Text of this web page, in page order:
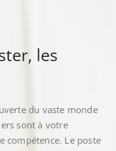
les
du vaste monde
sont à votre
compétence. Le poste